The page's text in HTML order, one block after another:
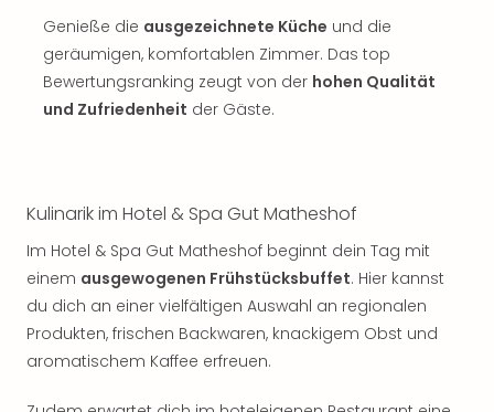
Genieße die ausgezeichnete Küche und die
geräumigen, komfortablen Zimmer. Das top
Bewertungsranking zeugt von der hohen Qualität
und Zufriedenheit der Gäste.
Kulinarik im Hotel & Spa Gut Matheshof
Im Hotel & Spa Gut Matheshof beginnt dein Tag mit
einem ausgewogenen Frühstücksbuffet. Hier kannst
du dich an einer vielfältigen Auswahl an regionalen
Produkten, frischen Backwaren, knackigem Obst und
aromatischem Kaffee erfreuen.